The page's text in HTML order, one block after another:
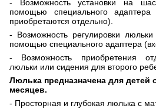
- Возможность установки на
помощью специального
приобретаются отдельно).
- Возможность регулировки
помощью специального адаптера
- Возможность приобретения
люльки или сидения для второго
Люлька предназначена для детей
месяцев.
- Просторная и глубокая люлька с